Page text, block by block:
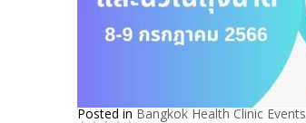
Posted inBangkok Health Clinic Events